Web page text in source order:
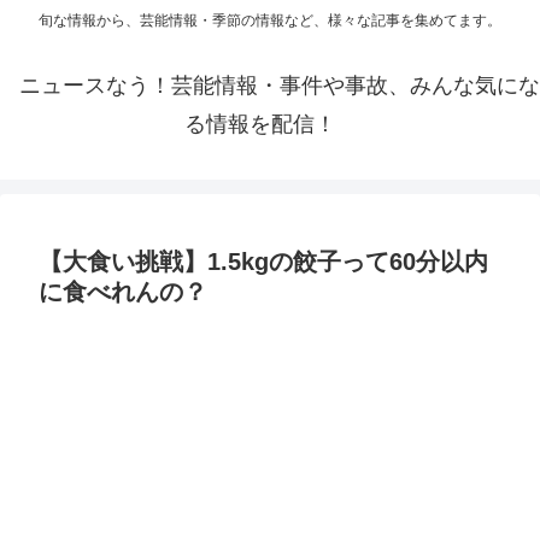
旬な情報から、芸能情報・季節の情報など、様々な記事を集めてます。
ニュースなう！芸能情報・事件や事故、みんな気にな
る情報を配信！
【大食い挑戦】1.5kgの餃子って60分以内
に食べれんの？